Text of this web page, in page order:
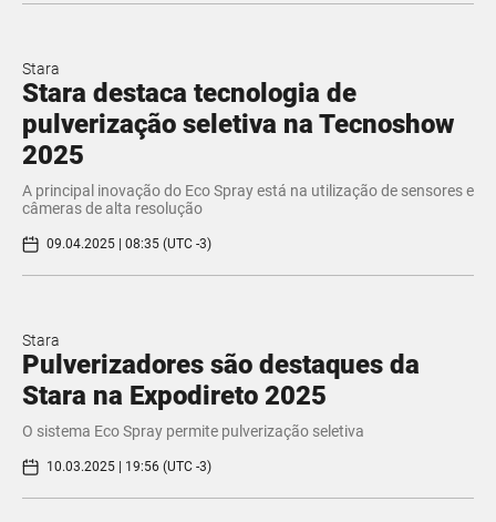
Stara
Stara destaca tecnologia de
pulverização seletiva na Tecnoshow
2025
A principal inovação do Eco Spray está na utilização de sensores e
câmeras de alta resolução
09.04.2025 | 08:35 (UTC -3)
Stara
Pulverizadores são destaques da
Stara na Expodireto 2025
O sistema Eco Spray permite pulverização seletiva
10.03.2025 | 19:56 (UTC -3)